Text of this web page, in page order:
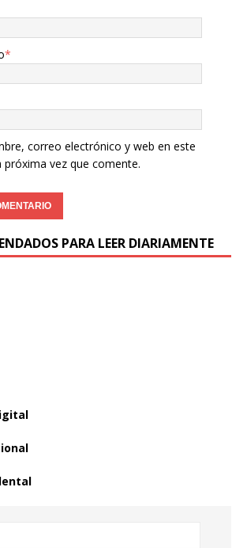
*
correo electrónico y web en este
próxima vez que comente.
PARA LEER DIARIAMENTE